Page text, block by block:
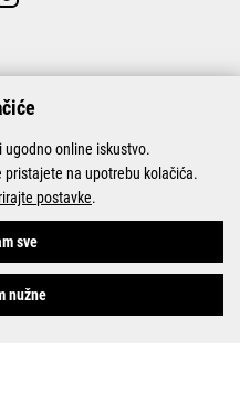
2026
online iskustvo.
na upotrebu kolačića.
postavke.
sve
nužne